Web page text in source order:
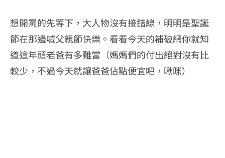
想開罵的先等下，大人物沒有接錯線，明明是聖誕
節在那邊喊父親節快樂。看看今天的補破網你就知
道這年頭老爸有多難當（媽媽們的付出絕對沒有比
較少，不過今天就讓爸爸佔點便宜吧，啾咪）